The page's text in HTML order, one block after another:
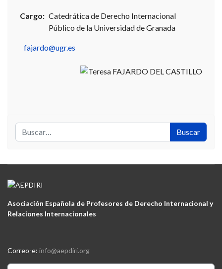
Cargo: Catedrática de Derecho Internacional
Público de la Universidad de Granada
fajardo@ugr.es
Buscar Buscar
Asociación Española de Profesores de Derecho Internacional y
Relaciones Internacionales
Correo-e: info@aepdiri.org